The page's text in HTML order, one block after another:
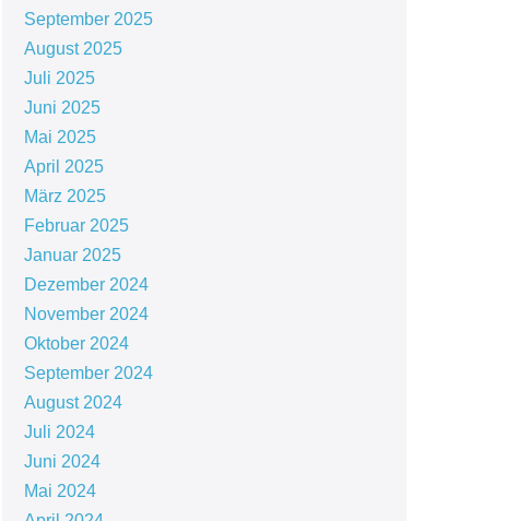
September 2025
August 2025
Juli 2025
Juni 2025
Mai 2025
April 2025
März 2025
Februar 2025
Januar 2025
Dezember 2024
November 2024
Oktober 2024
September 2024
August 2024
Juli 2024
Juni 2024
Mai 2024